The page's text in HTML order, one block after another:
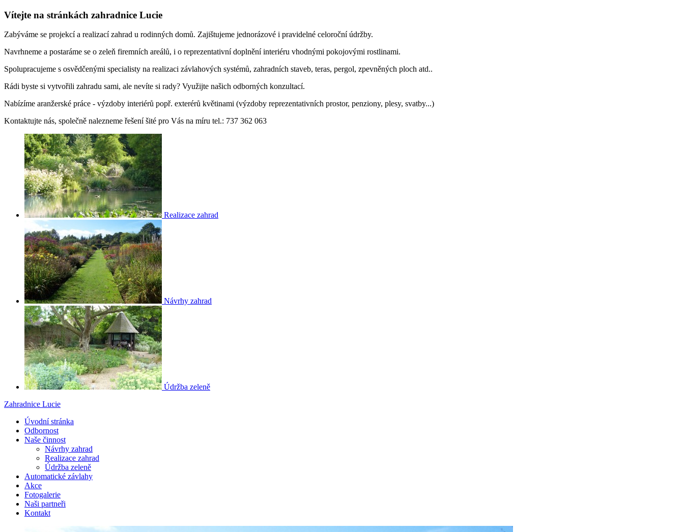
Vítejte na stránkách zahradnice Lucie
Zabýváme se projekcí a realizací zahrad u rodinných domů. Zajištujeme jednorázové i pravidelné celoroční údržby.
Navrhneme a postaráme se o zeleň firemních areálů, i o reprezentativní doplnění interiéru vhodnými pokojovými rostlinami.
Spolupracujeme s osvědčenými specialisty na realizaci závlahových systémů, zahradních staveb, teras, pergol, zpevněných ploch atd..
Rádi byste si vytvořili zahradu sami, ale nevíte si rady? Využijte našich odborných konzultací.
Nabízíme aranžerské práce - výzdoby interiérů popř. exterérů květinami (výzdoby reprezentativních prostor, penziony, plesy, svatby...)
Kontaktujte nás, společně nalezneme řešení šité pro Vás na míru tel.: 737 362 063
Realizace zahrad
Návrhy zahrad
Údržba zeleně
Zahradnice Lucie
Úvodní stránka
Odbornost
Naše činnost
Návrhy zahrad
Realizace zahrad
Údržba zeleně
Automatické závlahy
Akce
Fotogalerie
Naši partneři
Kontakt